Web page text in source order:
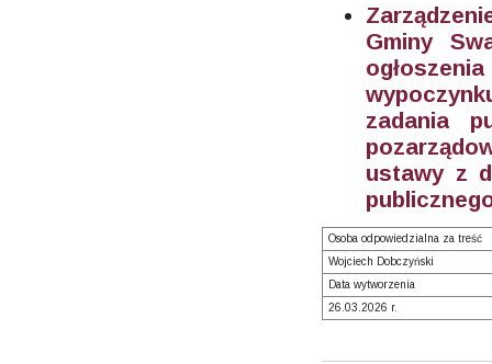
Gminy
zadania
ustawy z
Osoba odpowiedzialna za treść
Wojciech Dobczyński
Data wytworzenia
26.03.2026 r.